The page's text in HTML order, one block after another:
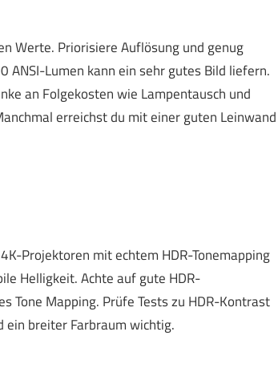
Werte. Priorisiere Auflösung und genug
Lumen kann ein sehr gutes Bild liefern.
an Folgekosten wie Lampentausch und
erreichst du mit einer guten Leinwand
Projektoren mit echtem HDR-Tonemapping
Helligkeit. Achte auf gute HDR-
Tone Mapping. Prüfe Tests zu HDR-Kontrast
ein breiter Farbraum wichtig.